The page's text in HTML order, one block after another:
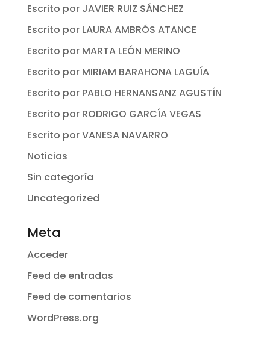
Escrito por JAVIER RUIZ SÁNCHEZ
Escrito por LAURA AMBRÓS ATANCE
Escrito por MARTA LEÓN MERINO
Escrito por MIRIAM BARAHONA LAGUÍA
Escrito por PABLO HERNANSANZ AGUSTÍN
Escrito por RODRIGO GARCÍA VEGAS
Escrito por VANESA NAVARRO
Noticias
Sin categoría
Uncategorized
Meta
Acceder
Feed de entradas
Feed de comentarios
WordPress.org